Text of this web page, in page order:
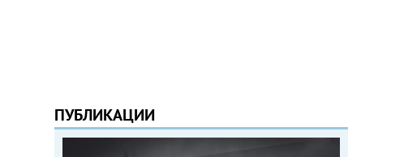
ПУБЛИКАЦИИ